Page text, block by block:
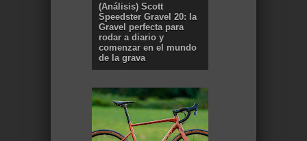
(Análisis) Scott
Speedster Gravel 20: la
Gravel perfecta para
rodar a diario y
comenzar en el mundo
de la grava